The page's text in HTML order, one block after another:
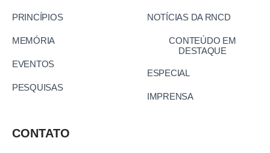
PRINCÍPIOS
MEMÓRIA
EVENTOS
PESQUISAS
NOTÍCIAS DA RNCD
CONTEÚDO EM
DESTAQUE
ESPECIAL
IMPRENSA
CONTATO